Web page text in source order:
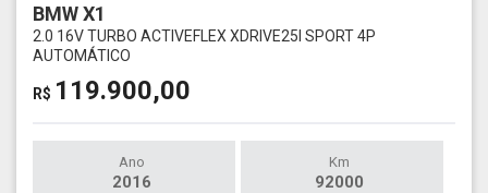
BMW X1
2.0 16V TURBO ACTIVEFLEX XDRIVE25I SPORT 4P
AUTOMÁTICO
R$ 119.900,00
Ano
2016
Km
92000